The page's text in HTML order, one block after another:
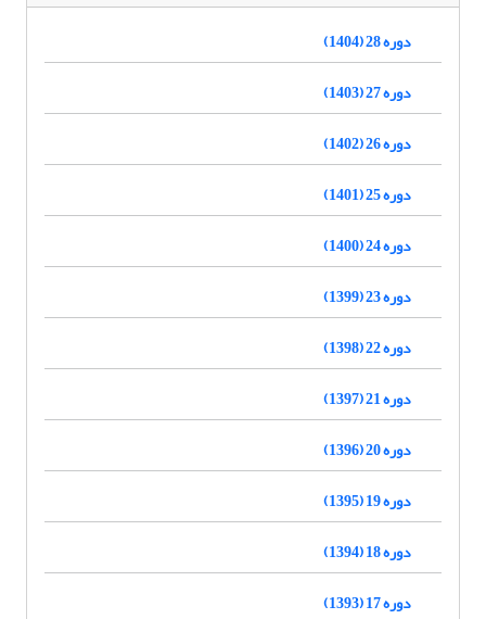
دوره 28 (1404)
دوره 27 (1403)
دوره 26 (1402)
دوره 25 (1401)
دوره 24 (1400)
دوره 23 (1399)
دوره 22 (1398)
دوره 21 (1397)
دوره 20 (1396)
دوره 19 (1395)
دوره 18 (1394)
دوره 17 (1393)